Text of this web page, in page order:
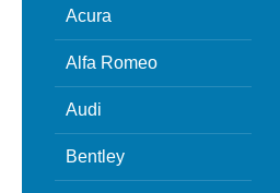
Acura
Alfa Romeo
Audi
Bentley